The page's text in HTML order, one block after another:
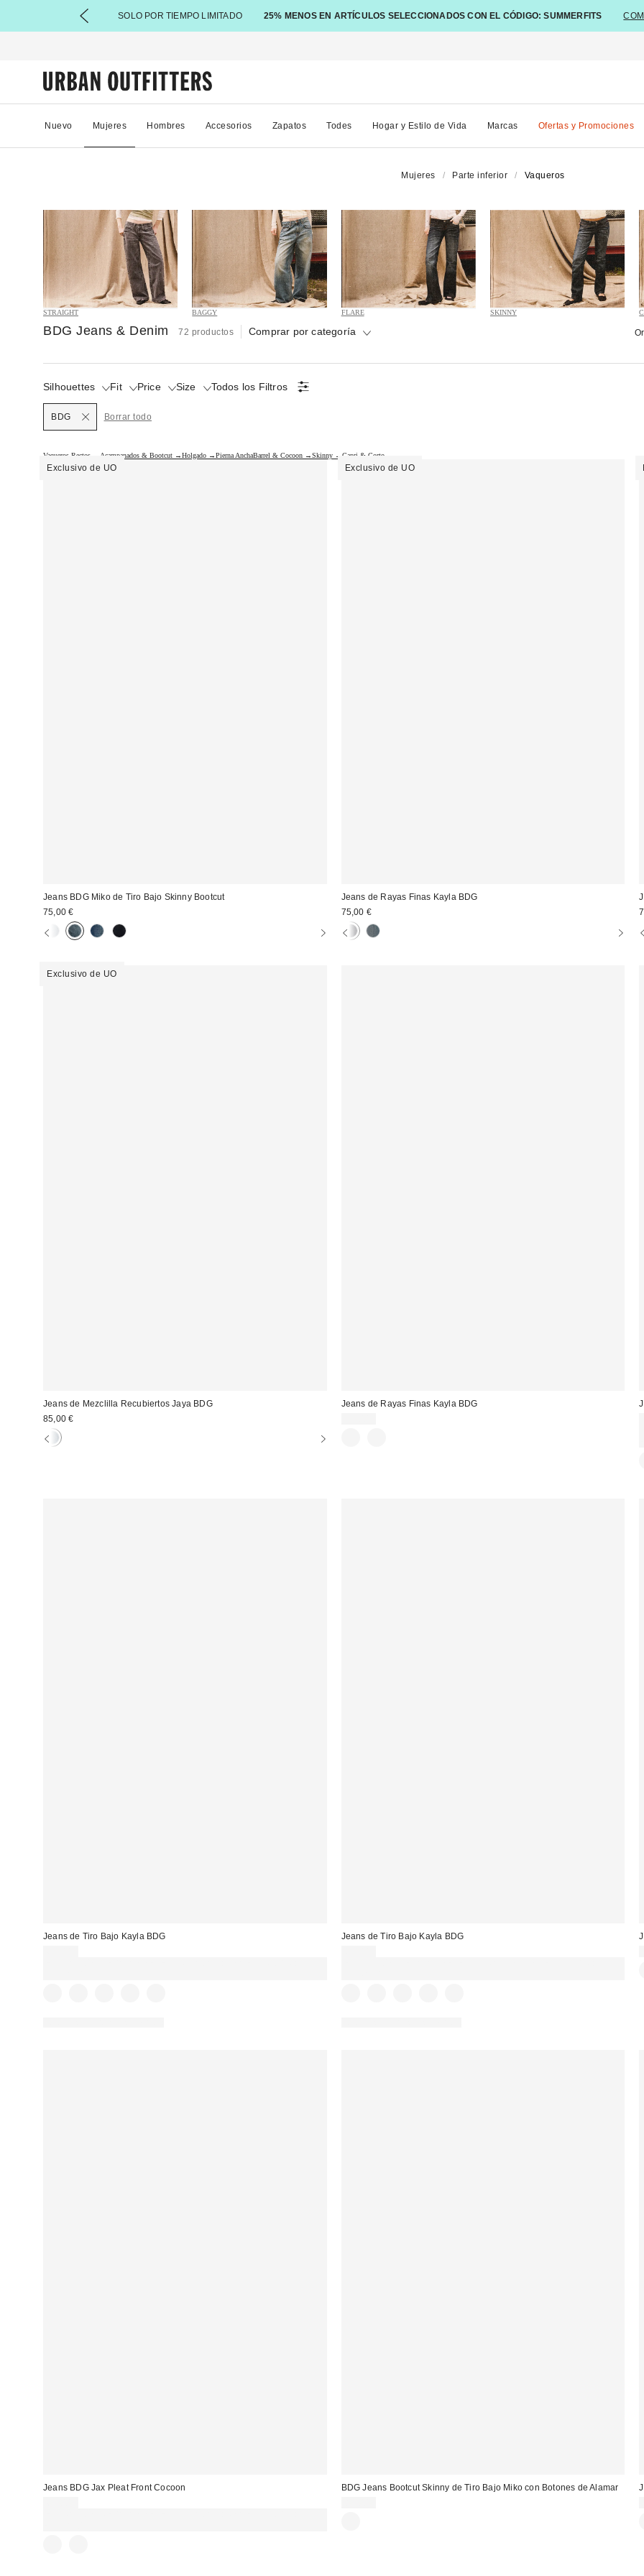
SOLO POR TIEMPO LIMITADO 25% MENOS EN ARTÍCULOS SELECCIONADOS CON EL CÓDIGO: SUMMERFITS
Nuevo Mujeres Hombres Accesorios Zapatos Todes Hogar y Estilo de Vida Marcas Ofertas y Promociones
Mujeres Parte inferior Vaqueros
STRAIGHT BAGGY FLARE SKINNY
BDG Jeans & Denim 72 productos Comprar por categoría
Silhouettes Fit Price Size Todos los Filtros
BDG Borrar todo
Vaqueros Rectos → Acampanados & Bootcut →Holgado →Pierna AnchaBarrel & Cocoon →Skinny → Capri & Corto →
Exclusivo de UO
Jeans BDG Miko de Tiro Bajo Skinny Bootcut
75,00 €
Exclusivo de UO
Jeans de Rayas Finas Kayla BDG
75,00 €
Exclusivo de UO
Jeans de Mezclilla Recubiertos Jaya BDG
85,00 €
Jeans de Rayas Finas Kayla BDG
Jeans de Tiro Bajo Kayla BDG
Jeans de Tiro Bajo Kayla BDG
Jeans BDG Jax Pleat Front Cocoon
BDG Jeans Bootcut Skinny de Tiro Bajo Miko con Botones de Alamar